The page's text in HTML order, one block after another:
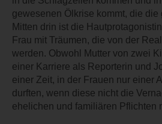
gewesenen Ölkrise kommt, die die
Mitten drin ist die
Frau mit Träumen, die von der
werden. Obwohl Mutter von zwei
einer Karriere als Reporterin und
einer Zeit, in der Frauen nur einer
durften, wenn diese nicht die
ehelichen und familiären Pflichten